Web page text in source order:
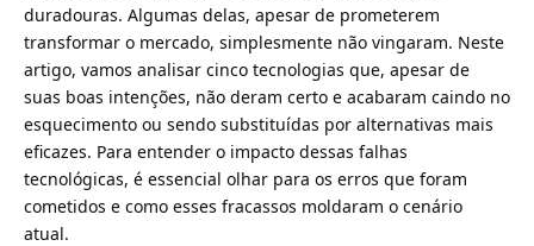
duradouras. Algumas delas, apesar de prometerem
transformar o mercado, simplesmente não vingaram. Neste
artigo, vamos analisar cinco tecnologias que, apesar de
suas boas intenções, não deram certo e acabaram caindo no
esquecimento ou sendo substituídas por alternativas mais
eficazes. Para entender o impacto dessas falhas
tecnológicas, é essencial olhar para os erros que foram
cometidos e como esses fracassos moldaram o cenário
atual.